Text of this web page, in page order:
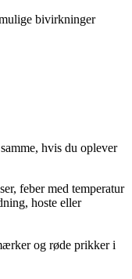
bivirkninger
hvis du oplever
feber med temperatur
hoste eller
og røde prikker i